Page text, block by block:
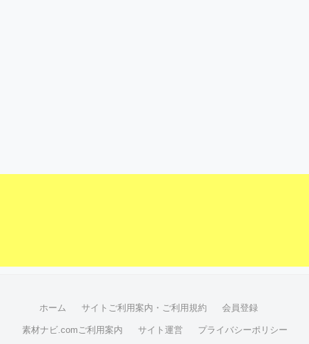
ホーム サイトご利用案内・ご利用規約 会員登録
素材ナビ.comご利用案内 サイト運営 プライバシーポリシー